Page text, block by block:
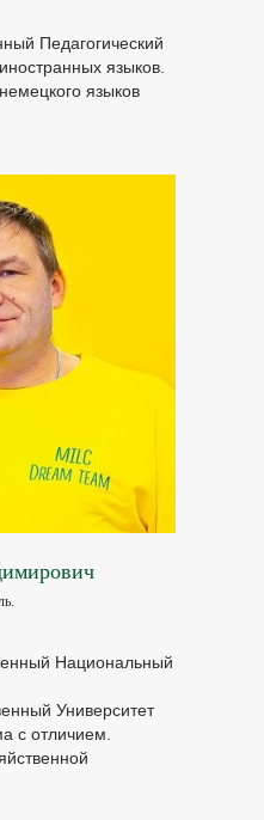
Педагогический
языков.
языков
Национальный
Университет
с отличием.